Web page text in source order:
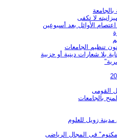
لا تكفى
الأوائل بعد أسبوعين
تنظيم الجامعات
بلا شعارات دينية أو حزبية
بالجامعات
زويل للعلوم
مكتوم" فى المجال الرياضى